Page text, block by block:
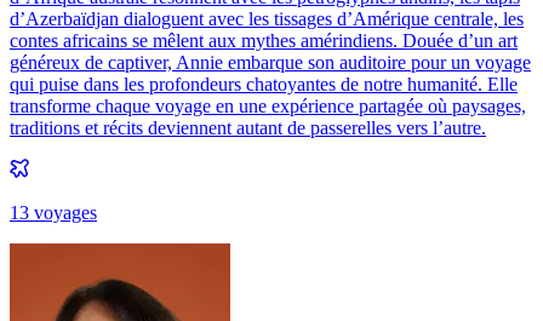
d’Azerbaïdjan dialoguent avec les tissages d’Amérique centrale, les
contes africains se mêlent aux mythes amérindiens. Douée d’un art
généreux de captiver, Annie embarque son auditoire pour un voyage
qui puise dans les profondeurs chatoyantes de notre humanité. Elle
transforme chaque voyage en une expérience partagée où paysages,
traditions et récits deviennent autant de passerelles vers l’autre.
13 voyages